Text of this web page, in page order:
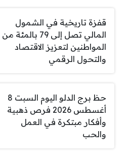
قفزة تاريخية في الشمول
المالي تصل إلى 79 بالمئة من
المواطنين لتعزيز الاقتصاد
والتحول الرقمي
حظ برج الدلو اليوم السبت 8
أغسطس 2026 فرص ذهبية
وأفكار مبتكرة في العمل
والحب